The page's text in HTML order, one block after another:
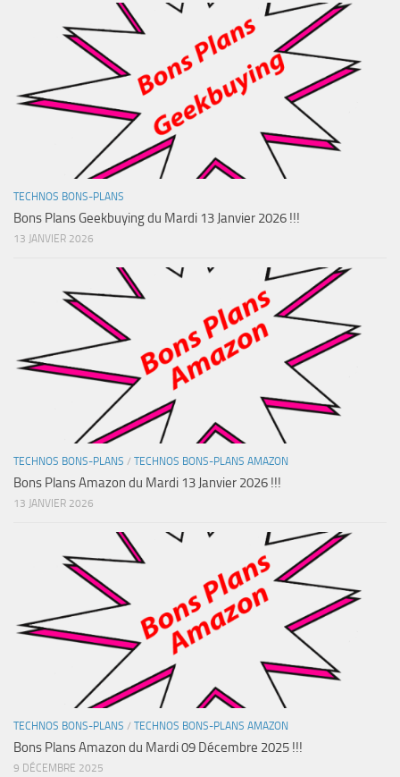
TECHNOS BONS-PLANS
Bons Plans Geekbuying du Mardi 13 Janvier 2026 !!!
13 JANVIER 2026
TECHNOS BONS-PLANS / TECHNOS BONS-PLANS AMAZON
Bons Plans Amazon du Mardi 13 Janvier 2026 !!!
13 JANVIER 2026
TECHNOS BONS-PLANS / TECHNOS BONS-PLANS AMAZON
Bons Plans Amazon du Mardi 09 Décembre 2025 !!!
9 DÉCEMBRE 2025